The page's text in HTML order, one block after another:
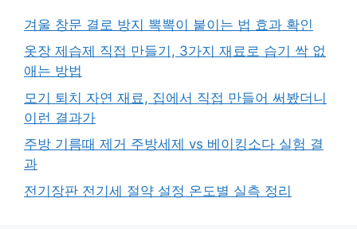
겨울 창문 결로 방지 뽁뽁이 붙이는 법 효과 확인
옷장 제습제 직접 만들기, 3가지 재료로 습기 싹 없
애는 방법
모기 퇴치 자연 재료, 집에서 직접 만들어 써봤더니
이런 결과가
주방 기름때 제거 주방세제 vs 베이킹소다 실험 결
과
전기장판 전기세 절약 설정 온도별 실측 정리